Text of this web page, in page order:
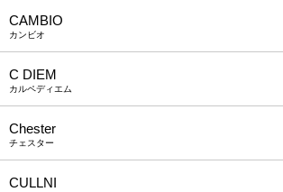
CAMBIO
カンビオ
C DIEM
カルペディエム
Chester
チェスター
CULLNI